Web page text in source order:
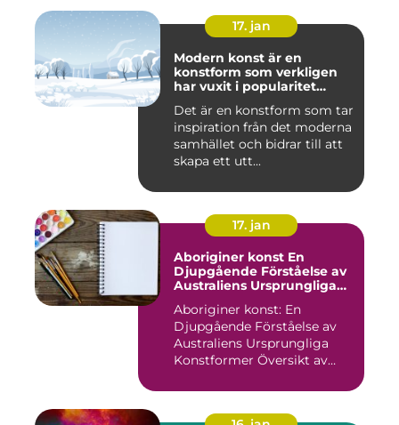
17. jan
Modern konst är en
konstform som verkligen
har vuxit i popularitet
decennierna
Det är en konstform som tar
inspiration från det moderna
samhället och bidrar till att
skapa ett utt...
17. jan
Aboriginer konst En
Djupgående Förståelse av
Australiens Ursprungliga
Aboriginer konst: En
Djupgående Förståelse av
Australiens Ursprungliga
Konstformer Översikt av